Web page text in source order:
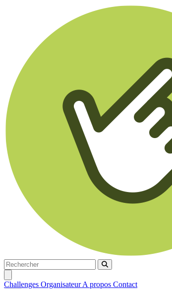
Rechercher
Rechercher
Challenges OrganisateurA propos Contact